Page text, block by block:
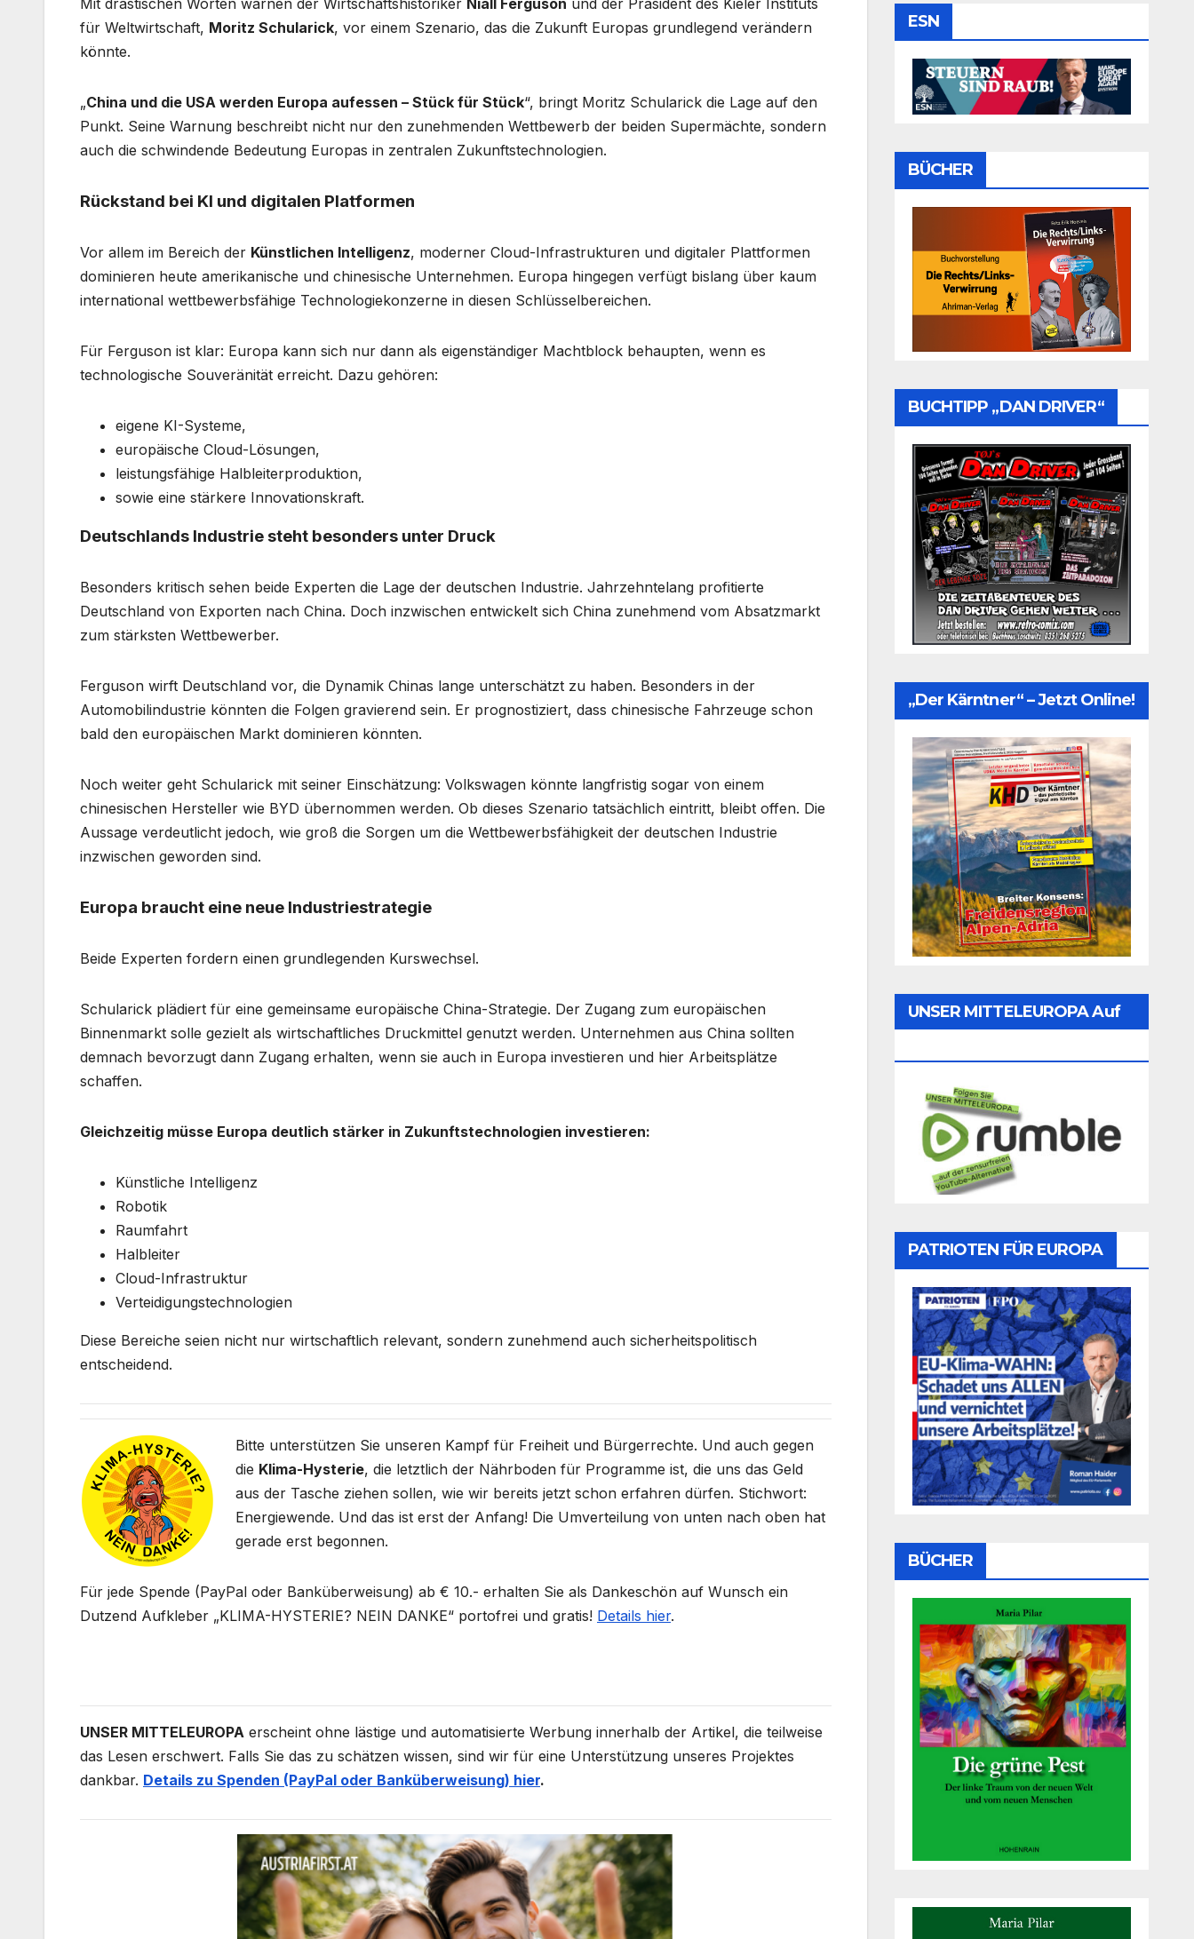
Mit drastischen Worten warnen der Wirtschaftshistoriker Niall Ferguson und der Präsident des Kieler Instituts
für Weltwirtschaft, Moritz Schularick, vor einem Szenario, das die Zukunft Europas grundlegend verändern
könnte.
„China und die USA werden Europa aufessen – Stück für Stück“, bringt Moritz Schularick die Lage auf den
Punkt. Seine Warnung beschreibt nicht nur den zunehmenden Wettbewerb der beiden Supermächte, sondern
auch die schwindende Bedeutung Europas in zentralen Zukunftstechnologien.
Rückstand bei KI und digitalen Platformen
Vor allem im Bereich der Künstlichen Intelligenz, moderner Cloud-Infrastrukturen und digitaler Plattformen
dominieren heute amerikanische und chinesische Unternehmen. Europa hingegen verfügt bislang über kaum
international wettbewerbsfähige Technologiekonzerne in diesen Schlüsselbereichen.
Für Ferguson ist klar: Europa kann sich nur dann als eigenständiger Machtblock behaupten, wenn es
technologische Souveränität erreicht. Dazu gehören:
eigene KI-Systeme,
europäische Cloud-Lösungen,
leistungsfähige Halbleiterproduktion,
sowie eine stärkere Innovationskraft.
Deutschlands Industrie steht besonders unter Druck
Besonders kritisch sehen beide Experten die Lage der deutschen Industrie. Jahrzehntelang profitierte
Deutschland von Exporten nach China. Doch inzwischen entwickelt sich China zunehmend vom Absatzmarkt
zum stärksten Wettbewerber.
Ferguson wirft Deutschland vor, die Dynamik Chinas lange unterschätzt zu haben. Besonders in der
Automobilindustrie könnten die Folgen gravierend sein. Er prognostiziert, dass chinesische Fahrzeuge schon
bald den europäischen Markt dominieren könnten.
Noch weiter geht Schularick mit seiner Einschätzung: Volkswagen könnte langfristig sogar von einem
chinesischen Hersteller wie BYD übernommen werden. Ob dieses Szenario tatsächlich eintritt, bleibt offen. Die
Aussage verdeutlicht jedoch, wie groß die Sorgen um die Wettbewerbsfähigkeit der deutschen Industrie
inzwischen geworden sind.
Europa braucht eine neue Industriestrategie
Beide Experten fordern einen grundlegenden Kurswechsel.
Schularick plädiert für eine gemeinsame europäische China-Strategie. Der Zugang zum europäischen
Binnenmarkt solle gezielt als wirtschaftliches Druckmittel genutzt werden. Unternehmen aus China sollten
demnach bevorzugt dann Zugang erhalten, wenn sie auch in Europa investieren und hier Arbeitsplätze
schaffen.
Gleichzeitig müsse Europa deutlich stärker in Zukunftstechnologien investieren:
Künstliche Intelligenz
Robotik
Raumfahrt
Halbleiter
Cloud-Infrastruktur
Verteidigungstechnologien
Diese Bereiche seien nicht nur wirtschaftlich relevant, sondern zunehmend auch sicherheitspolitisch
entscheidend.
Bitte unterstützen Sie unseren Kampf für Freiheit und Bürgerrechte. Und auch gegen
die Klima-Hysterie, die letztlich der Nährboden für Programme ist, die uns das Geld
aus der Tasche ziehen sollen, wie wir bereits jetzt schon erfahren dürfen. Stichwort:
Energiewende. Und das ist erst der Anfang! Die Umverteilung von unten nach oben hat
gerade erst begonnen.
Für jede Spende (PayPal oder Banküberweisung) ab € 10.- erhalten Sie als Dankeschön auf Wunsch ein
Dutzend Aufkleber „KLIMA-HYSTERIE? NEIN DANKE“ portofrei und gratis! Details hier.
UNSER MITTELEUROPA erscheint ohne lästige und automatisierte Werbung innerhalb der Artikel, die teilweise
das Lesen erschwert. Falls Sie das zu schätzen wissen, sind wir für eine Unterstützung unseres Projektes
dankbar. Details zu Spenden (PayPal oder Banküberweisung) hier.
ESN
BÜCHER
BUCHTIPP „DAN DRIVER“
„Der Kärntner“ – Jetzt Online!
UNSER MITTELEUROPA Auf
PATRIOTEN FÜR EUROPA
BÜCHER